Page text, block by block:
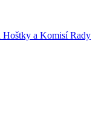
Hoštky a Komisí Rady